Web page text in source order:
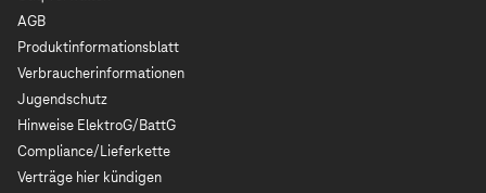
AGB
Produktinformationsblatt
Verbraucherinformationen
Jugendschutz
Hinweise ElektroG/BattG
Compliance/Lieferkette
Verträge hier kündigen